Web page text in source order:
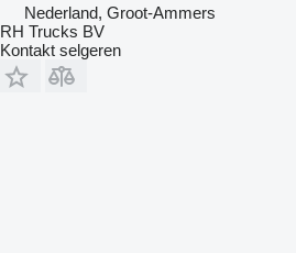
Nederland, Groot-Ammers
RH Trucks BV
Kontakt selgeren